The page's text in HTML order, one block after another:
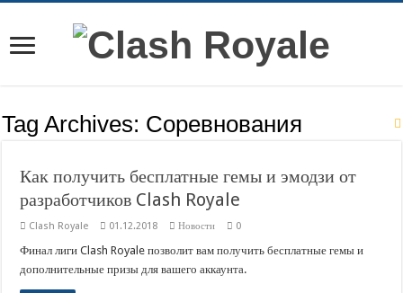
Tag Archives: Соревнования
Как получить бесплатные гемы и эмодзи от
разработчиков Clash Royale
Clash Royale 01.12.2018 Новости 0
Финал лиги Clash Royale позволит вам получить бесплатные гемы и
дополнительные призы для вашего аккаунта.